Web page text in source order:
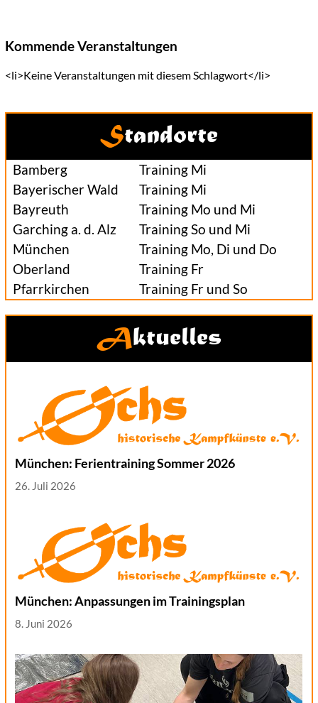
Kommende Veranstaltungen
<li>Keine Veranstaltungen mit diesem Schlagwort</li>
Standorte
Bamberg
Training Mi
Bayerischer Wald
Training Mi
Bayreuth
Training Mo und Mi
Garching a. d. Alz
Training So und Mi
München
Training Mo, Di und Do
Oberland
Training Fr
Pfarrkirchen
Training Fr und So
Aktuelles
München: Ferientraining Sommer 2026
26. Juli 2026
München: Anpassungen im Trainingsplan
8. Juni 2026